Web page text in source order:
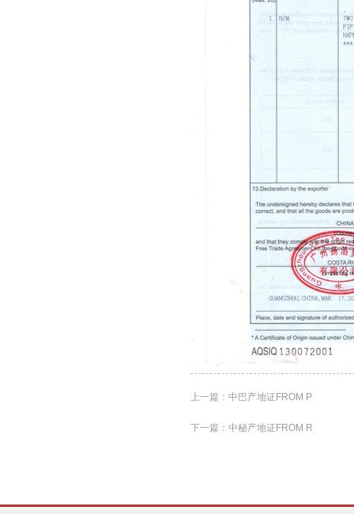
上一篇： 中巴产地证FROM P
下一篇： 中秘产地证FROM R